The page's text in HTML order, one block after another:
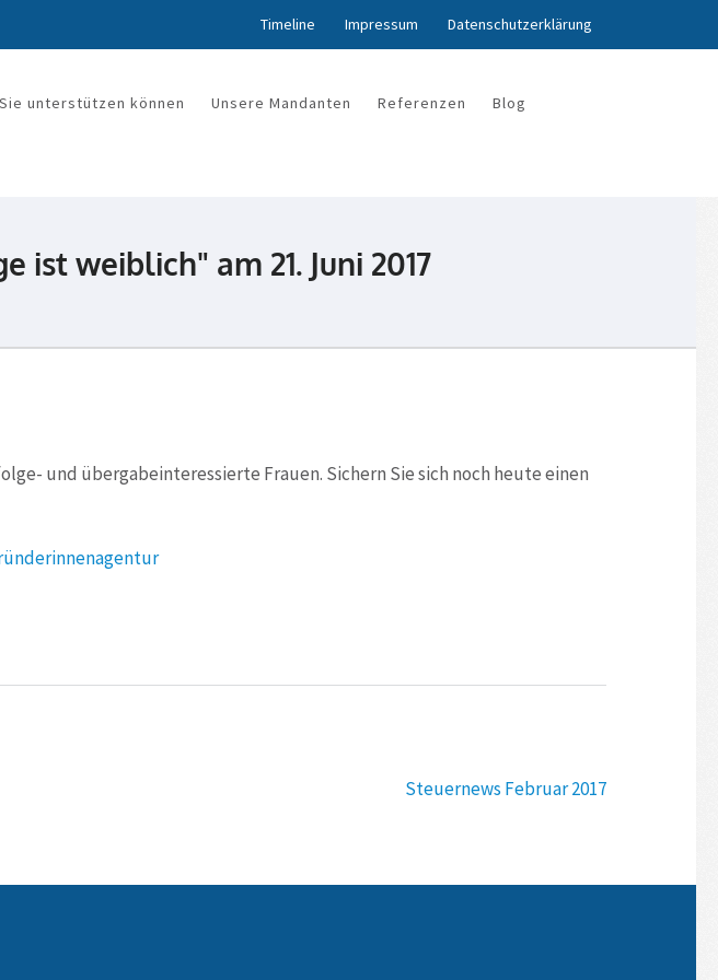
Timeline Impressum Datenschutzerklärung
unterstützen können Unsere Mandanten Referenzen Blog
weiblich" am 21. Juni 2017
und übergabeinteressierte Frauen. Sichern Sie sich noch heute einen
Steuernews Februar 2017